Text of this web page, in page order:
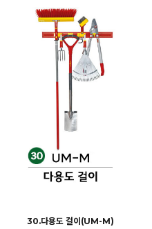
30.다용도 걸이(UM-M)